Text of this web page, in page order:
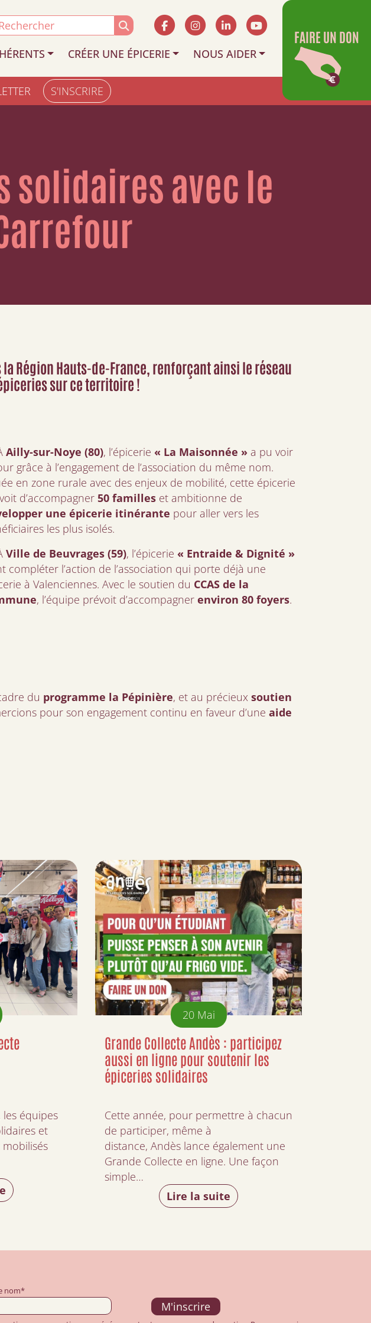
CRÉER UNE ÉPICERIE NOUS AIDER
S'INSCRIRE
FAIRE UN DON
solidaires avec le
Région Hauts-de-France, renforçant ainsi le réseau
sur ce territoire !
Ailly-sur-Noye (80), l’épicerie « La Maisonnée » a pu voir
grâce à l’engagement de l’association du même nom.
en zone rurale avec des enjeux de mobilité, cette épicerie
d’accompagner 50 familles et ambitionne de
une épicerie itinérante pour aller vers les
les plus isolés.
Ville de Beuvrages (59), l’épicerie « Entraide & Dignité »
compléter l’action de l’association qui porte déjà une
à Valenciennes. Avec le soutien du CCAS de la
, l’équipe prévoit d’accompagner environ 80 foyers.
du programme la Pépinière, et au précieux soutien
pour son engagement continu en faveur d’une aide
équipes
et
20 Mai
Grande Collecte Andès : participez
aussi en ligne pour soutenir les
épiceries solidaires
Cette année, pour permettre à chacun
de participer, même à
distance, Andès lance également une
Grande Collecte en ligne. Une façon
simple…
Lire la suite
nom*